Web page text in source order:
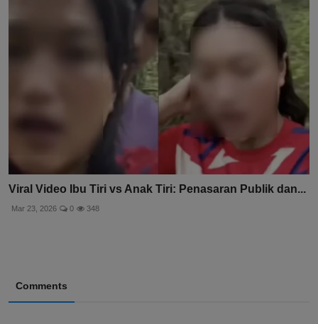
Viral Video Ibu Tiri vs Anak Tiri: Penasaran Publik dan...
Mar 23, 2026 0 348
Comments